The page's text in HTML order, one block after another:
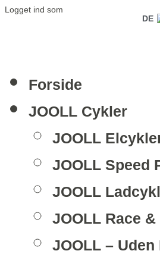
Logget ind som
Forside
JOOLL Cykler
JOOLL
JOOLL Speed
JOOLL
JOOLL Race &
JOOLL – Uden
DE